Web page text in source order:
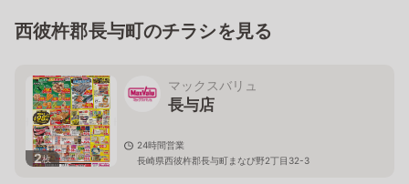
西彼杵郡長与町のチラシを見る
2枚
マックスバリュ
長与店
24時間営業
長崎県西彼杵郡長与町まなび野2丁目32-3